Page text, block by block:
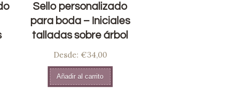
Sello personalizado
para boda – Iniciales
talladas sobre árbol
Desde: €34,00
Añadir al carrito